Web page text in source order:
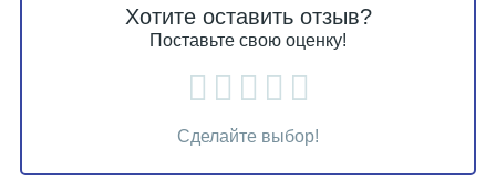
Хотите оставить отзыв?
Поставьте свою оценку!
Сделайте выбор!